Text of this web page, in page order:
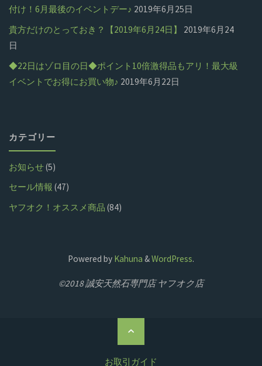
付け！6月最後のイベントデー♪ 2019年6月25日
貴方だけのとっておき？【2019年6月24日】
2019年6月24
日
◆22日はゾロ目の日◆ポイント10倍激得品もアリ！最大級
イベントでお得にお買い物♪ 2019年6月22日
カテゴリー
お知らせ(5)
セール情報 (47)
ヤフオク！オススメ商品 (84)
Powered by Kahuna &WordPress.
©2018 誠安天然石専門店 ヤフオク店
お取引ガイド
ト
ッ
プ